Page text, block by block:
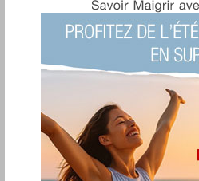
Blog de talou62
RENTREE LUNDI
ARRET!!!!
publié le 02/09/2010 à 10:43